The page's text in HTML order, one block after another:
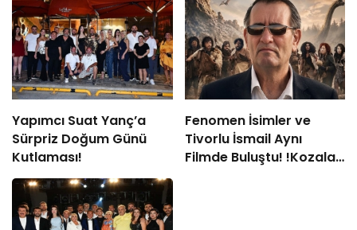
Yapımcı Suat Yanç’a
Sürpriz Doğum Günü
Kutlaması!
Fenomen İsimler ve
Tivorlu İsmail Aynı
Filmde Buluştu! !Kozalak